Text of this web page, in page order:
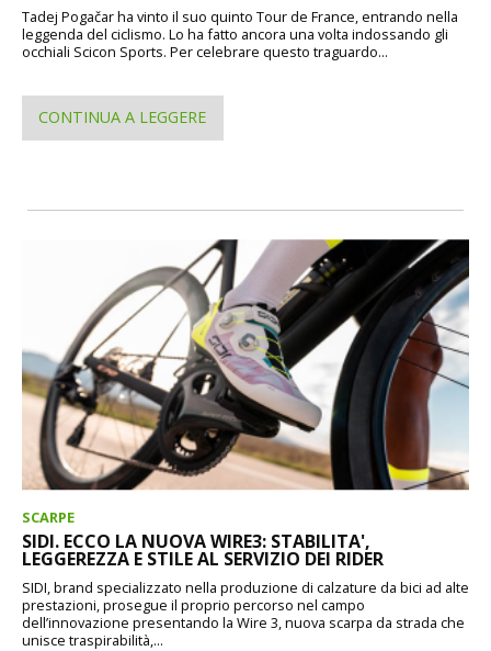
Tadej Pogačar ha vinto il suo quinto Tour de France, entrando nella
leggenda del ciclismo. Lo ha fatto ancora una volta indossando gli
occhiali Scicon Sports. Per celebrare questo traguardo...
CONTINUA A LEGGERE
SCARPE
SIDI. ECCO LA NUOVA WIRE3: STABILITA',
LEGGEREZZA E STILE AL SERVIZIO DEI RIDER
SIDI, brand specializzato nella produzione di calzature da bici ad alte
prestazioni, prosegue il proprio percorso nel campo
dell’innovazione presentando la Wire 3, nuova scarpa da strada che
unisce traspirabilità,...